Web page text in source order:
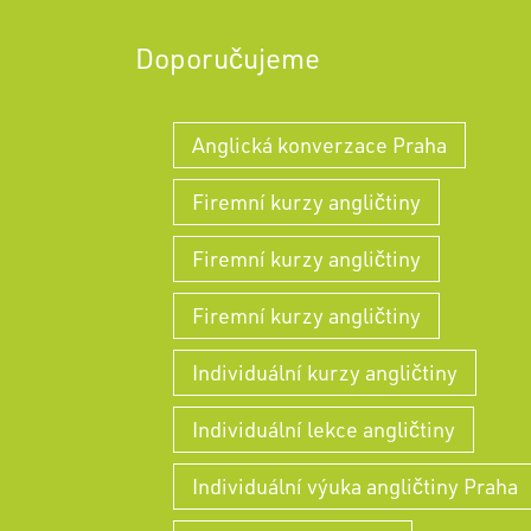
Doporučujeme
Anglická konverzace Praha
Firemní kurzy angličtiny
Firemní kurzy angličtiny
Firemní kurzy angličtiny
Individuální kurzy angličtiny
Individuální lekce angličtiny
Individuální výuka angličtiny Praha